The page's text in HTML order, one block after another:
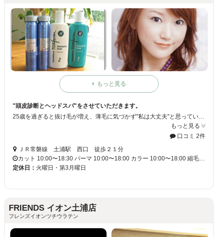
もっと見る
"頭皮診断とヘッドスパ"をさせていただきます。
25歳を過ぎると抜け毛が増え、薄毛に気づかず"私は大丈夫"と思っているお客様にも、実際どのくらい悪化しているかハッキリご説明いたします。 早期発見さえできれば、適切な自宅ケアだけでも、抜け毛・薄毛は予防できます！手遅れにならないためにも、早期点検をして、しっかりと頭皮のコンディションを整えて下さい！
もっと見る
口コミ 2件
ＪＲ常磐線 土浦駅 西口 徒歩２１分
カット 10:00〜18:30 パーマ 10:00〜18:00 カラー 10:00〜18:00 縮毛…
定休日： 火曜日・第3月曜日
FRIENDS イオン土浦店
フレンズイオンツチウラテン